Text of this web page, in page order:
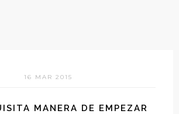
16 MAR 2015
MANERA DE EMPEZAR